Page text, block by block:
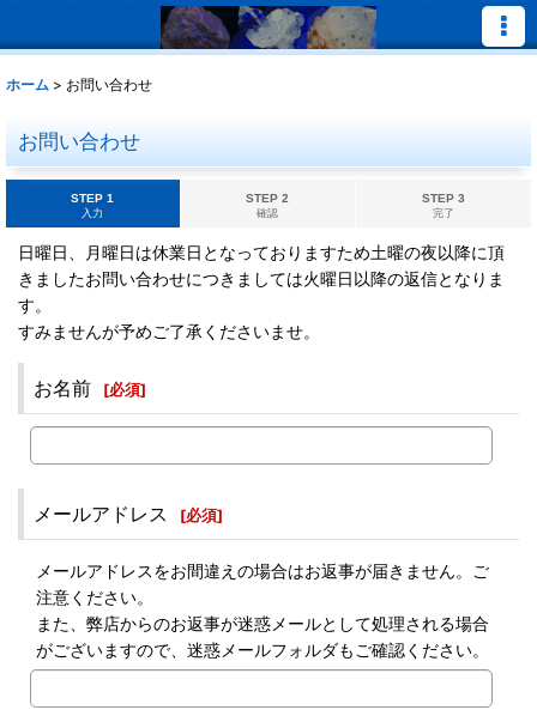
ホーム > お問い合わせ
お問い合わせ
STEP 1
入力
STEP 2
確認
STEP 3
完了
日曜日、月曜日は休業日となっておりますため土曜の夜以降に頂
きましたお問い合わせにつきましては火曜日以降の返信となりま
す。
すみませんが予めご了承くださいませ。
お名前 [必須]
メールアドレス [必須]
メールアドレスをお間違えの場合はお返事が届きません。ご
注意ください。
また、弊店からのお返事が迷惑メールとして処理される場合
がございますので、迷惑メールフォルダもご確認ください。